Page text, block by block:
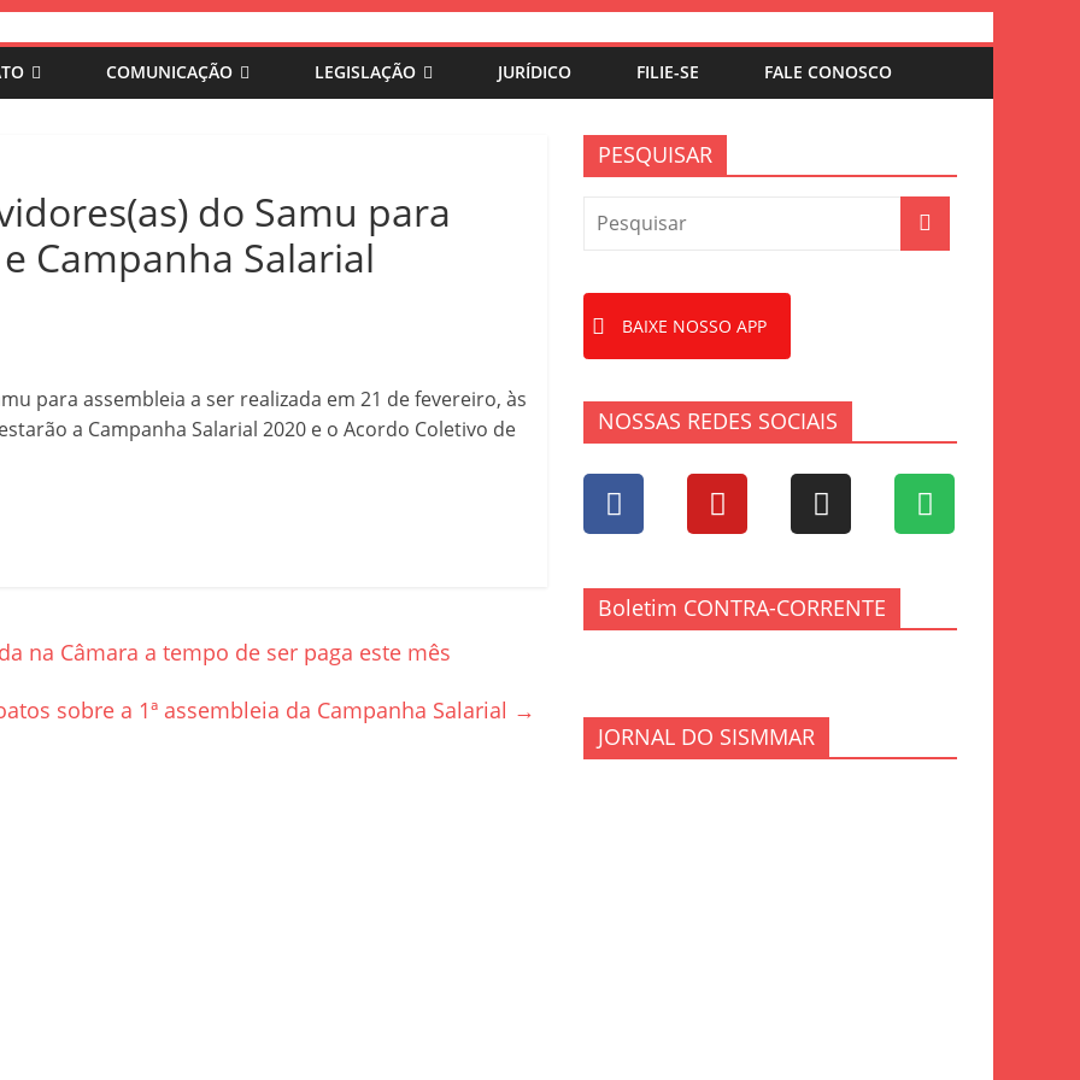
COMUNICAÇÃO LEGISLAÇÃO JURÍDICO FILIE-SE FALE CONOSCO
do Samu para
Campanha Salarial
para assembleia a ser realizada em 21 de fevereiro, às
a Campanha Salarial 2020 e o Acordo Coletivo de
na Câmara a tempo de ser paga este mês
sobre a 1ª assembleia da Campanha Salarial →
PESQUISAR
BAIXE NOSSO APP
NOSSAS REDES SOCIAIS
Boletim CONTRA-CORRENTE
JORNAL DO SISMMAR